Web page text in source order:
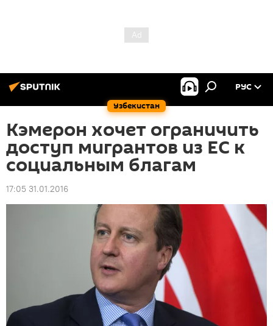
Узбекистан
РУС
Кэмерон хочет ограничить
доступ мигрантов из ЕС к
социальным благам
17:05 31.01.2016